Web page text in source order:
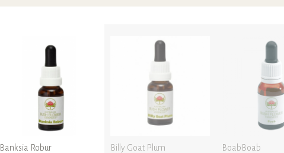
Banksia Robur Billy Goat Plum BoabBoab